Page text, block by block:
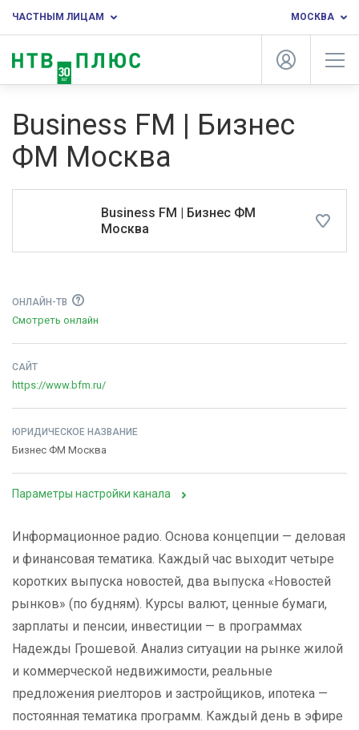
ЧАСТНЫМ ЛИЦАМ МОСКВА
Business FM | Бизнес
ФМ Москва
Business FM | Бизнес ФМ
Москва
ОНЛАЙН-ТВ
Смотреть онлайн
САЙТ
https://www.bfm.ru/
ЮРИДИЧЕСКОЕ НАЗВАНИЕ
Бизнес ФМ Москва
Параметры настройки канала
Информационное радио. Основа концепции — деловая
и финансовая тематика. Каждый час выходит четыре
коротких выпуска новостей, два выпуска «Новостей
рынков» (по будням). Курсы валют, ценные бумаги,
зарплаты и пенсии, инвестиции — в программах
Надежды Грошевой. Анализ ситуации на рынке жилой
и коммерческой недвижимости, реальные
предложения риелторов и застройщиков, ипотека —
постоянная тематика программ. Каждый день в эфире